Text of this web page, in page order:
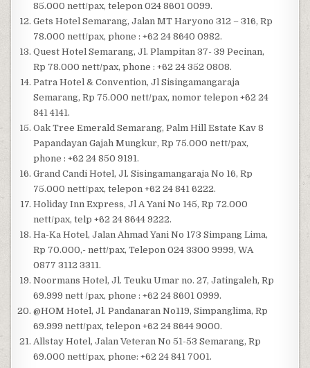
85.000 nett/pax, telepon 024 8601 0099.
Gets Hotel Semarang, Jalan MT Haryono 312 – 316, Rp
78.000 nett/pax, phone : +62 24 8640 0982.
Quest Hotel Semarang, Jl. Plampitan 37- 39 Pecinan,
Rp 78.000 nett/pax, phone : +62 24 352 0808.
Patra Hotel & Convention, Jl Sisingamangaraja
Semarang, Rp 75.000 nett/pax, nomor telepon +62 24
841 4141.
Oak Tree Emerald Semarang, Palm Hill Estate Kav 8
Papandayan Gajah Mungkur, Rp 75.000 nett/pax,
phone : +62 24 850 9191.
Grand Candi Hotel, Jl. Sisingamangaraja No 16, Rp
75.000 nett/pax, telepon +62 24 841 6222.
Holiday Inn Express, Jl A Yani No 145, Rp 72.000
nett/pax, telp +62 24 8644 9222.
Ha-Ka Hotel, Jalan Ahmad Yani No 173 Simpang Lima,
Rp 70.000,- nett/pax, Telepon 024 3300 9999, WA
0877 3112 3311.
Noormans Hotel, Jl. Teuku Umar no. 27, Jatingaleh, Rp
69.999 nett /pax, phone : +62 24 8601 0999.
@HOM Hotel, Jl. Pandanaran No119, Simpanglima, Rp
69.999 nett/pax, telepon +62 24 8644 9000.
Allstay Hotel, Jalan Veteran No 51-53 Semarang, Rp
69.000 nett/pax, phone: +62 24 841 7001.